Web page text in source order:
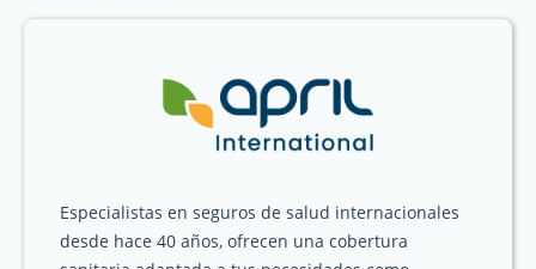
Especialistas en seguros de salud internacionales
desde hace 40 años, ofrecen una cobertura